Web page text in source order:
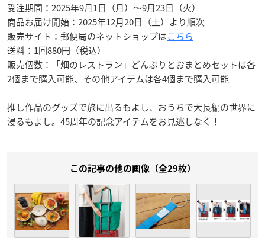
受注期間：2025年9月1日（月）～9月23日（火）
商品お届け開始：2025年12月20日（土）より順次
販売サイト：郵便局のネットショップはこちら
送料：1回880円（税込）
販売個数：「畑のレストラン」どんぶりとおまとめセットは各
2個まで購入可能、その他アイテムは各4個まで購入可能
推し作品のグッズで旅に出るもよし、おうちで大長編の世界に
浸るもよし。45周年の記念アイテムをお見逃しなく！
この記事の他の画像（全29枚）